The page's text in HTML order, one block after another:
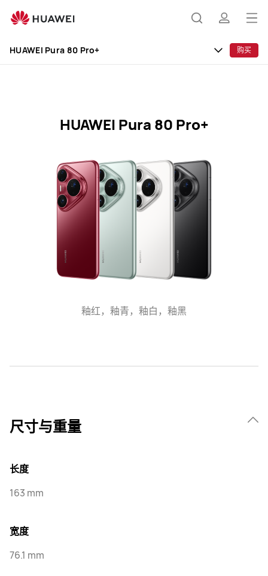
Pura
Pro+
打
开
HUAWEI Pura 80 Pro+ 购买
HUAWEI Pura 80 Pro+
釉红，釉青，釉白，釉黑
尺寸与重量
长度
163 mm
宽度
76.1 mm